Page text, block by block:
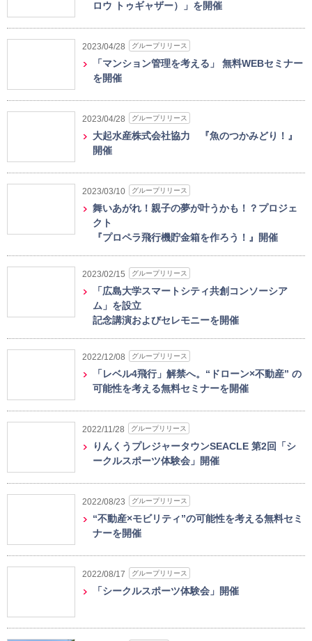
ロウ トゥギャザー）」を開催
2023/04/28 グループリリース
「マンション管理を考える」 無料WEBセミナー
を開催
2023/04/28 グループリリース
大起水産株式会社協力 『魚のつかみどり！』
開催
2023/03/10 グループリリース
舞いあがれ！親子の夢が叶うかも！？プロジェ
クト
『プロペラ飛行機貯金箱を作ろう！』開催
2023/02/15 グループリリース
「広島大学スマートシティ共創コンソーシア
ム」を設立
記念講演およびセレモニーを開催
2022/12/08 グループリリース
「レベル4飛行」解禁へ。“ドローン×不動産” の
可能性を考える無料セミナーを開催
2022/11/28 グループリリース
りんくうプレジャータウンSEACLE 第2回「シ
ークルスポーツ体験会」開催
2022/08/23 グループリリース
“不動産×モビリティ”の可能性を考える無料セミ
ナーを開催
2022/08/17 グループリリース
「シークルスポーツ体験会」開催